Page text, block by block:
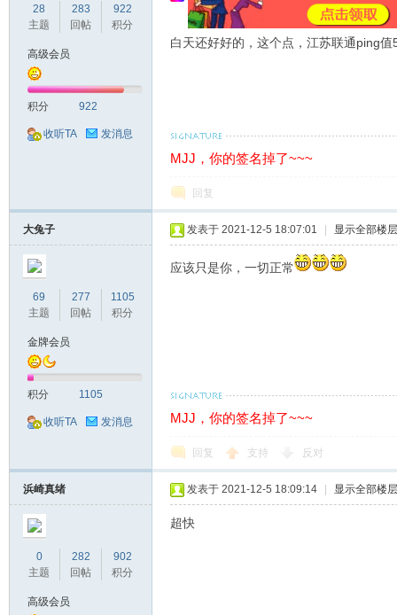
28
主题
283
回帖
922
积分
高级会员
积分 922
收听TA 发消息
白天还好好的，这个点，江苏联通ping
MJJ，你的签名掉了~~~
回复
大兔子
69
主题
277
回帖
1105
积分
金牌会员
积分 1105
收听TA 发消息
发表于 2021-12-5 18:07:01 显示全部楼层
应该只是你，一切正常
MJJ，你的签名掉了~~~
回复 支持 反对
浜崎真绪
0
主题
282
回帖
902
积分
高级会员
发表于 2021-12-5 18:09:14 显示全部楼层
超快